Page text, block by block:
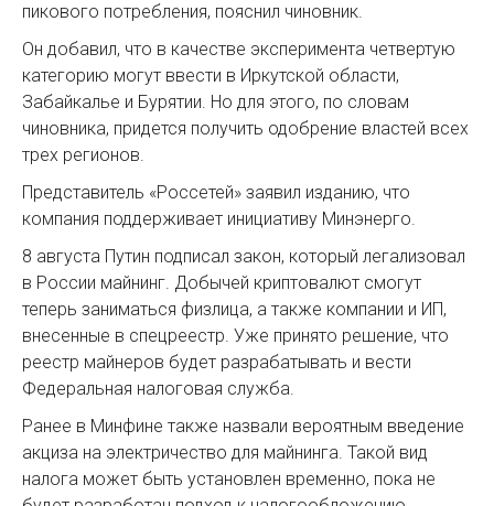
пикового потребления, пояснил чиновник.
Он добавил, что в качестве эксперимента четвертую
категорию могут ввести в Иркутской области,
Забайкалье и Бурятии. Но для этого, по словам
чиновника, придется получить одобрение властей всех
трех регионов.
Представитель «Россетей» заявил изданию, что
компания поддерживает инициативу Минэнерго.
8 августа Путин подписал закон, который легализовал
в России майнинг. Добычей криптовалют смогут
теперь заниматься физлица, а также компании и ИП,
внесенные в спецреестр. Уже принято решение, что
реестр майнеров будет разрабатывать и вести
Федеральная налоговая служба.
Ранее в Минфине также назвали вероятным введение
акциза на электричество для майнинга. Такой вид
налога может быть установлен временно, пока не